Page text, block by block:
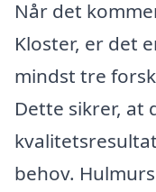
Når det
Kloster, er det
mindst tre
Dette sikrer, at
behov.